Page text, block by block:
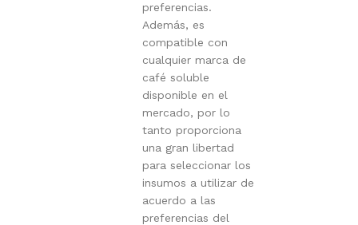
preferencias.
Además, es
compatible con
cualquier marca de
café soluble
disponible en el
mercado, por lo
tanto proporciona
una gran libertad
para seleccionar los
insumos a utilizar de
acuerdo a las
preferencias del